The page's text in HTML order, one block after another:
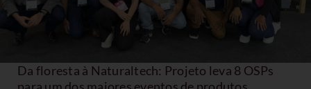
Da floresta à Naturaltech: Projeto leva 8 OSPs
para um dos maiores eventos de produtos